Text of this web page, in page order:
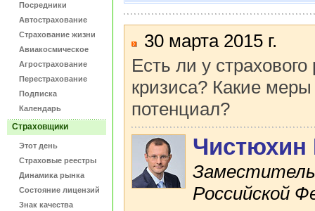
Посредники
Автострахование
Страхование жизни
Авиакосмическое
Агрострахование
Перестрахование
Подписка
Календарь
Страховщики
Этот день
Страховые реестры
Динамика рынка
Состояние лицензий
Знак качества
30 марта 2015 г.
Есть ли у
кризиса? Какие
потенциал?
Чистюхин
Заместитель
Российской